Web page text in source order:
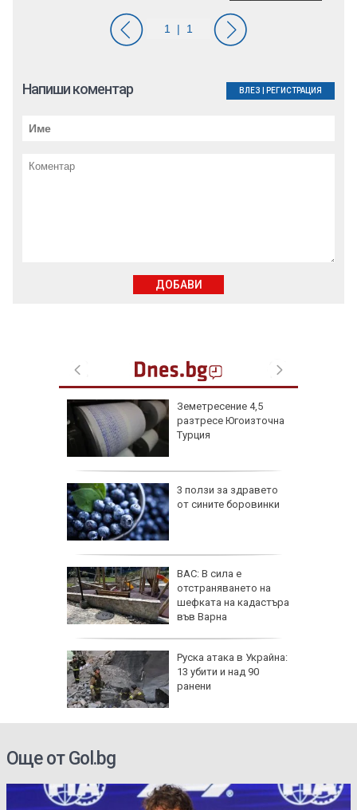
Земетресение 4,5
разтресе Югоизточна
Турция
3 ползи за здравето
от сините боровинки
ВАС: В сила е
отстраняването на
шефката на кадастъра
във Варна
Руска атака в Украйна:
13 убити и над 90
ранени
Напиши коментар ВЛЕЗ РЕГИСТРАЦИЯ
ДОБАВИ
Още от Gol.bg